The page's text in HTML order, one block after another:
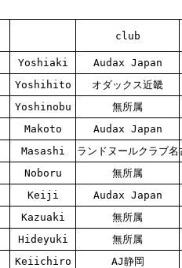
club
Yoshiaki
Audax Japan
Yoshihito
オダックス近畿
Yoshinobu
無所属
Makoto
Audax Japan
Masashi
ランドヌールクラブ名
Noboru
無所属
Keiji
Audax Japan
Kazuaki
無所属
Hideyuki
無所属
Keiichiro
AJ静岡